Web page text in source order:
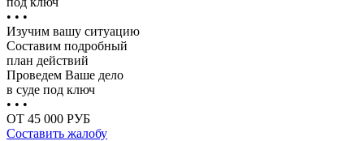
• • •
Изучим вашу ситуацию
Составим подробный
план действий
Проведем Ваше дело
в суде под ключ
• • •
ОТ 45 000 РУБ
Составить жалобу